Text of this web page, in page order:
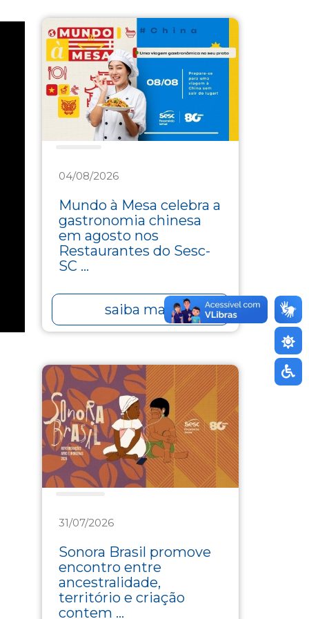
04/08/2026
Mundo à Mesa celebra a
gastronomia chinesa
em agosto nos
Restaurantes do Sesc-
SC ...
saiba mais
31/07/2026
Sonora Brasil promove
encontro entre
ancestralidade,
território e criação
contem ...